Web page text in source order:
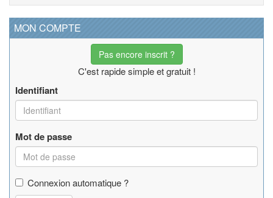
MON COMPTE
Pas encore inscrit ?
C'est rapide simple et gratuit !
Identifiant
Mot de passe
Connexion automatique ?